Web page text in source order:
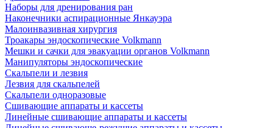
Наборы для дренирования ран
Наконечники аспирационные Янкауэра
Малоинвазивная хирургия
Троакары эндоскопические Volkmann
Мешки и сачки для эвакуации органов Volkmann
Манипуляторы эндоскопические
Скальпели и лезвия
Лезвия для скальпелей
Скальпели одноразовые
Сшивающие аппараты и кассеты
Линейные сшивающие аппараты и кассеты